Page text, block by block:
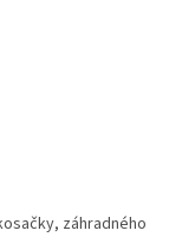
záhradného